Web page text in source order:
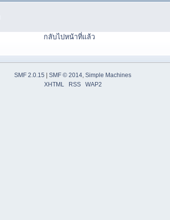
กลับไปหน้าที่แล้ว
SMF 2.0.15 SMF © 2014 Simple Machines
XHTML
RSS WAP2